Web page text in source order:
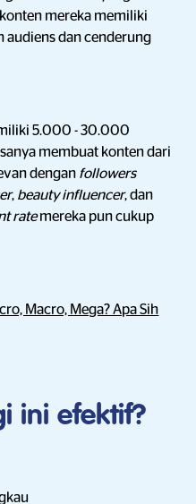
mereka memiliki
audiens dan cenderung
5.000 - 30.000
membuat konten dari
dengan followers
, beauty influencer, dan
ratemereka pun cukup
Macro, Mega? Apa Sih
ini efektif?